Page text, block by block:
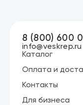
Каталог
Оплата и
Контакты
Для бизнеса
8 (800) 600
info@veskrep.ru